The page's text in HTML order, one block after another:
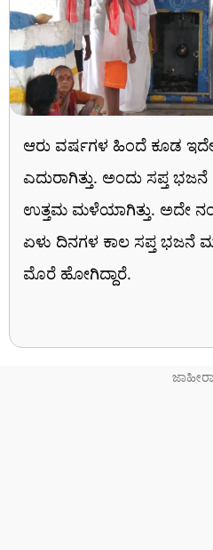
ಆರು ವರ್ಷಗಳ ಹಿಂದೆ ಕೂಡ
ಎದುರಾಗಿತ್ತು. ಅಂದು ಸಪ್ತ
ಉತ್ತಮ ಮಳೆಯಾಗಿತ್ತು. ಅದೇ
ಏಳು ದಿನಗಳ ಕಾಲ ಸಪ್ತ ಭಜನೆ
ಮೊರೆ ಹೋಗಿದ್ದಾರೆ.